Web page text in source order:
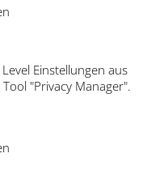
Einstellungen aus
"Privacy Manager".